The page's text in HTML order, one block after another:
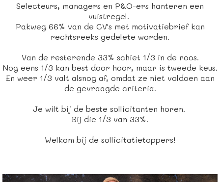
Selecteurs, managers en P&O-ers hanteren een
vuistregel.
Pakweg 66% van de CV's met motivatiebrief kan
rechtsreeks gedelete worden.
Van de resterende 33% schiet 1/3 in de roos.
Nog eens 1/3 kan best door hoor, maar is tweede keus.
En weer 1/3 valt alsnog af, omdat ze niet voldoen aan
de gevraagde criteria.
Je wilt bij de beste sollicitanten horen.
Bij die 1/3 van 33%.
Welkom bij de sollicitatietoppers!